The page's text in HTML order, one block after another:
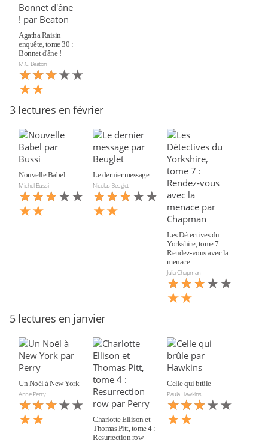
Agatha Raisin
enquête, tome 30 :
Bonnet d'âne !
M.C. Beaton
★★★★★
★★★
★★
3 lectures en février
Nouvelle Babel
Michel Bussi
★★★★★
★★★
★★
Le dernier message
Nicolas Beuglet
★★★★★
★★★
★★
Les Détectives du
Yorkshire, tome 7 :
Rendez-vous avec la
menace
Julia Chapman
★★★★★
★★★
★★
5 lectures en janvier
Un Noël à New York
Anne Perry
★★★★★
★★★
★★
Charlotte Ellison et
Thomas Pitt, tome 4 :
Resurrection row
Celle qui brûle
Paula Hawkins
★★★★★
★★★
★★